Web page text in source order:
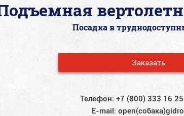
Посадка в
Заказать
Телефон: +7 (800) 333 16
E-mail: